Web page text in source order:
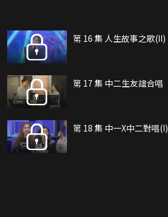
第 16 集 人生故事之歌(II)
第 17 集 中二生友誼合唱
第 18 集 中一X中二對唱(I)